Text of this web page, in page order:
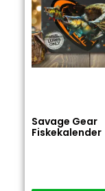
Savage Gear
Fiskekalender